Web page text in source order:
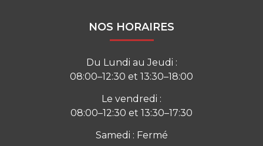
NOS HORAIRES
Du Lundi au Jeudi :
08:00–12:30 et 13:30–18:00
Le vendredi :
08:00–12:30 et 13:30–17:30
Samedi : Fermé